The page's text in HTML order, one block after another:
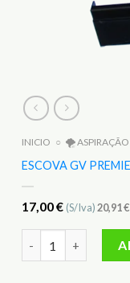
INICIO ○ 🌪️ ASPIRAÇÃO
ESCOVA GV
17,00€ (S/Iva)20,91€